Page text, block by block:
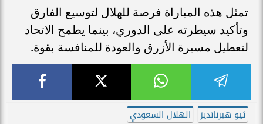
تمثل هذه المباراة فرصة للهلال لتوسيع الفارق
وتأكيد سيطرته على الدوري، بينما يطمح الاتحاد
لتعطيل مسيرة الأزرق والعودة للمنافسة بقوة.
ثيو هيرنانديز
الهلال السعودي